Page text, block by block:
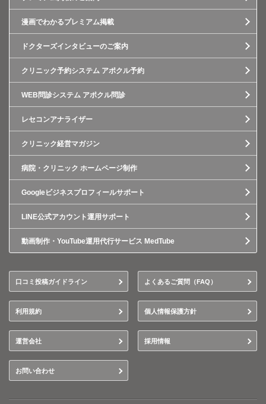
漫画でわかるプレミアム掲載
ドクターズインタビューのご案内
クリニック予約システム アポクル予約
WEB問診システム アポクル問診
レセコンアナライザー
クリニック経営マガジン
病院・クリニック ホームページ制作
Googleビジネスプロフィールサポート
LINE公式アカウント運用サポート
動画制作・YouTube運用代行サービス MedTube
口コミ投稿ガイドライン よくあるご質問（FAQ）
利用規約 個人情報保護方針
運営会社 採用情報
お問い合わせ